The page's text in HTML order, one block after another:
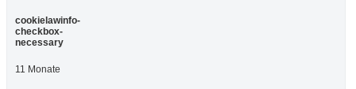
cookielawinfo-
checkbox-
necessary
11 Monate